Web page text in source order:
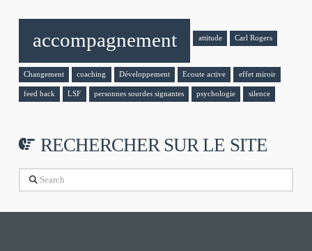
accompagnement attitude Carl Rogers
Changement coaching Développement Ecoute active effet miroir
feed back LSF personnes sourdes signantes psychologie silence
RECHERCHER SUR LE SITE
Search